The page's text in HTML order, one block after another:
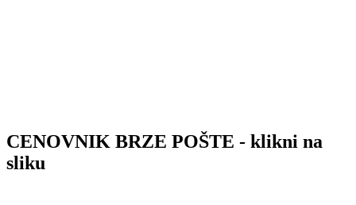
CENOVNIK BRZE POŠTE - klikni na
sliku